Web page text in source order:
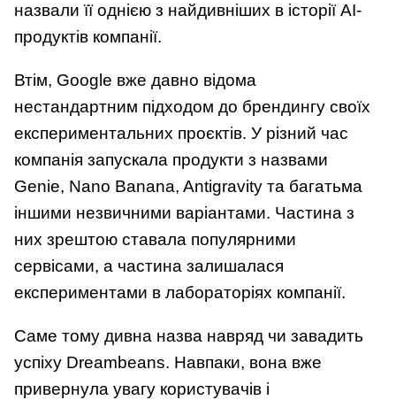
назвали її однією з найдивніших в історії AI-
продуктів компанії.
Втім, Google вже давно відома
нестандартним підходом до брендингу своїх
експериментальних проєктів. У різний час
компанія запускала продукти з назвами
Genie, Nano Banana, Antigravity та багатьма
іншими незвичними варіантами. Частина з
них зрештою ставала популярними
сервісами, а частина залишалася
експериментами в лабораторіях компанії.
Саме тому дивна назва навряд чи завадить
успіху Dreambeans. Навпаки, вона вже
привернула увагу користувачів і